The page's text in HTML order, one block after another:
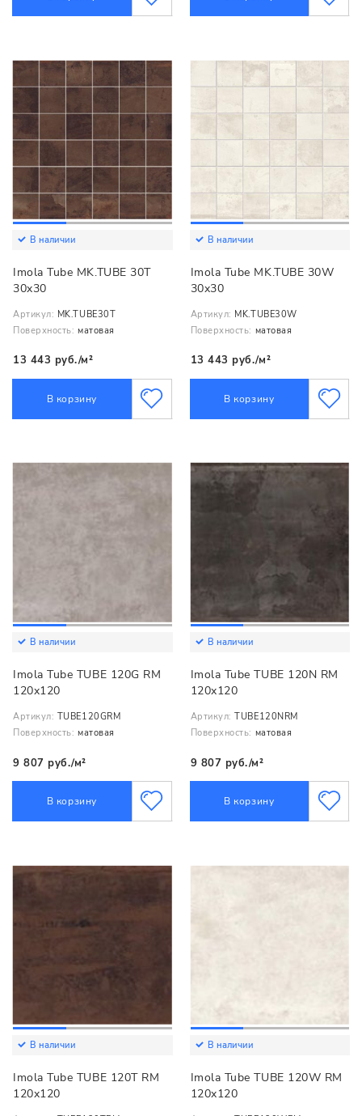
В наличии
Imola Tube MK.TUBE 30T
30x30
Артикул: MK.TUBE30T
Поверхность: матовая
13 443 руб./м²
В корзину
В наличии
Imola Tube MK.TUBE 30W
30x30
Артикул: MK.TUBE30W
Поверхность: матовая
13 443 руб./м²
В корзину
В наличии
Imola Tube TUBE 120G RM
120x120
Артикул: TUBE120GRM
Поверхность: матовая
9 807 руб./м²
В корзину
В наличии
Imola Tube TUBE 120N RM
120x120
Артикул: TUBE120NRM
Поверхность: матовая
9 807 руб./м²
В корзину
В наличии
Imola Tube TUBE 120T RM
120x120
В наличии
Imola Tube TUBE 120W RM
120x120